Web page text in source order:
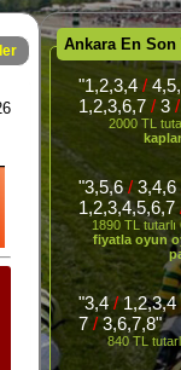
Ankara En
"1,2,3,4/
1,2,3,6,7/ 3/
2000 TL
"3,5,6/ 3,4,6
1,2,3,4,5,6,7
1890 TL
fiyatla oyun
"3,4/1,2,3,4
7/3,6,7,8"
840 TL